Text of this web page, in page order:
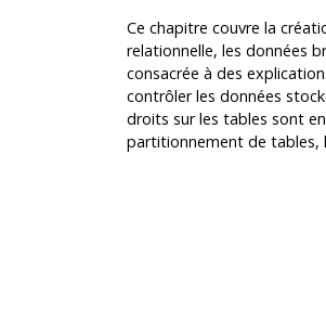
Ce chapitre couvre la
relationnelle, les données
consacrée à des
contrôler les données
droits sur les tables sont
partitionnement de tables,